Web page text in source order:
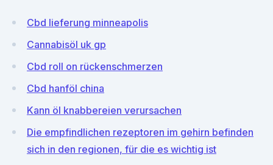
Cbd lieferung minneapolis
Cannabisöl uk gp
Cbd roll on rückenschmerzen
Cbd hanföl china
Kann öl knabbereien verursachen
Die empfindlichen rezeptoren im gehirn befinden
sich in den regionen, für die es wichtig ist